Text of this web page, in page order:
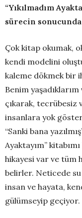
“Yıkılmadım
sürecin
Çok kitap okumak,
kendi modelini
kaleme dökmek bir
Benim
çıkarak, tecrübesiz
insanlara yok
“Sanki bana
Ayaktayım”
hikayesi var ve tüm
belirler. Neticede
insan ve hayata,
gülümseyip geçiyor.